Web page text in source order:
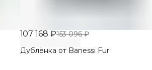
107 168 ₽153 096 ₽
Дублёнка от Banessi Fur